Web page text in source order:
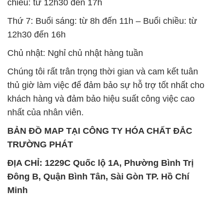
thủ giờ làm việc để đảm bảo sự hỗ trợ tốt nhất cho
khách hàng và đảm bảo hiệu suất công việc cao
nhất của nhân viên.
BẢN ĐỒ MAP TẠI CÔNG TY HÓA CHẤT ĐẮC
TRƯỜNG PHÁT
ĐỊA CHỈ: 1229C Quốc lộ 1A, Phường Bình Trị
Đông B, Quận Bình Tân, Sài Gòn TP. Hồ Chí
Minh